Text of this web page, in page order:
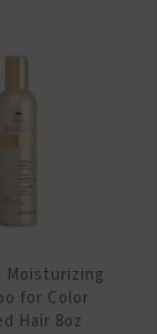
Moisturizing
for Color
Hair 8oz